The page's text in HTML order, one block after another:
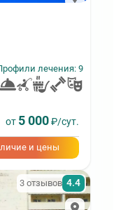
лечения: 9
от 5 000₽/сут.
и цены
3 отзывов 4.4